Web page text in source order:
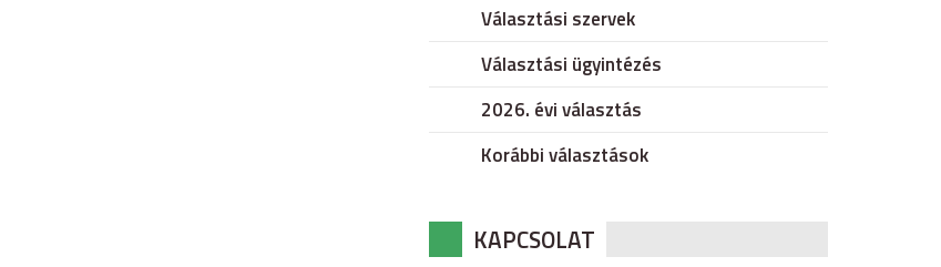
Választási szervek
Választási ügyintézés
2026. évi választás
Korábbi választások
KAPCSOLAT